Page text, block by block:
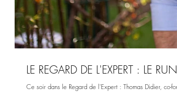
LE REGARD DE L'EXPERT : LE
Ce soir dans le Regard de l'Expert : Thomas Didier, co-